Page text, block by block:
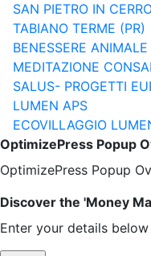
SAN PIETRO IN
TABIANO TERME (PR)
BENESSERE ANIMALE
MEDITAZIONE
SALUS- PROGETTI
LUMEN APS
ECOVILLAGGIO
OptimizePress Popup
OptimizePress Popup
Discover the 'Money
Enter your details